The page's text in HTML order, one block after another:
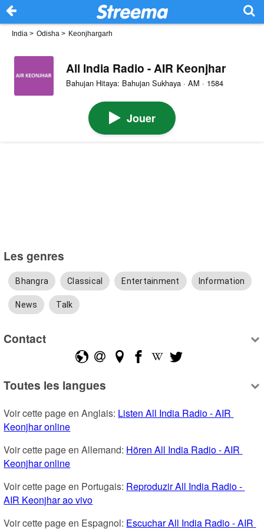
India > Odisha > Keonjhargarh
All India Radio - AIR Keonjhar
Bahujan Hitaya: Bahujan Sukhaya · AM · 1584
Jouer
Les genres
Bhangra Classical Entertainment Information
News Talk
Contact
Toutes les langues
Voir cette page en Anglais: Listen All India Radio - AIR
Keonjhar online
Voir cette page en Allemand: Hören All India Radio - AIR
Keonjhar online
Voir cette page en Portugais: Reproduzir All India Radio -
AIR Keonjhar ao vivo
Voir cette page en Espagnol: Escuchar All India Radio - AIR